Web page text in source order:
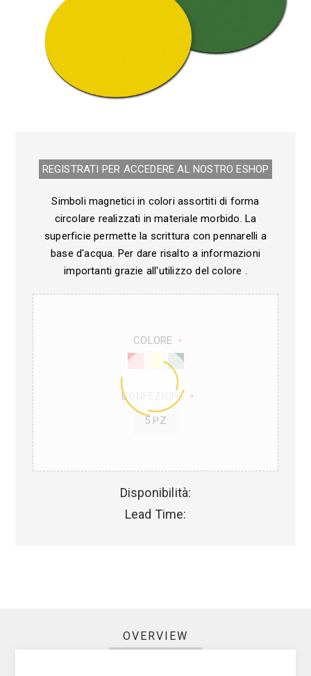
REGISTRATI PER ACCEDERE AL NOSTRO E­SHOP
Simboli magnetici in colori assortiti di forma
circolare realizzati in materiale morbido. La
superficie permette la scrittura con pennarelli a
base d'acqua. Per dare risalto a informazioni
importanti grazie all'utilizzo del colore .
COLORE *
CONFEZIONE *
5 PZ
Disponibilità:
Lead Time:
OVERVIEW